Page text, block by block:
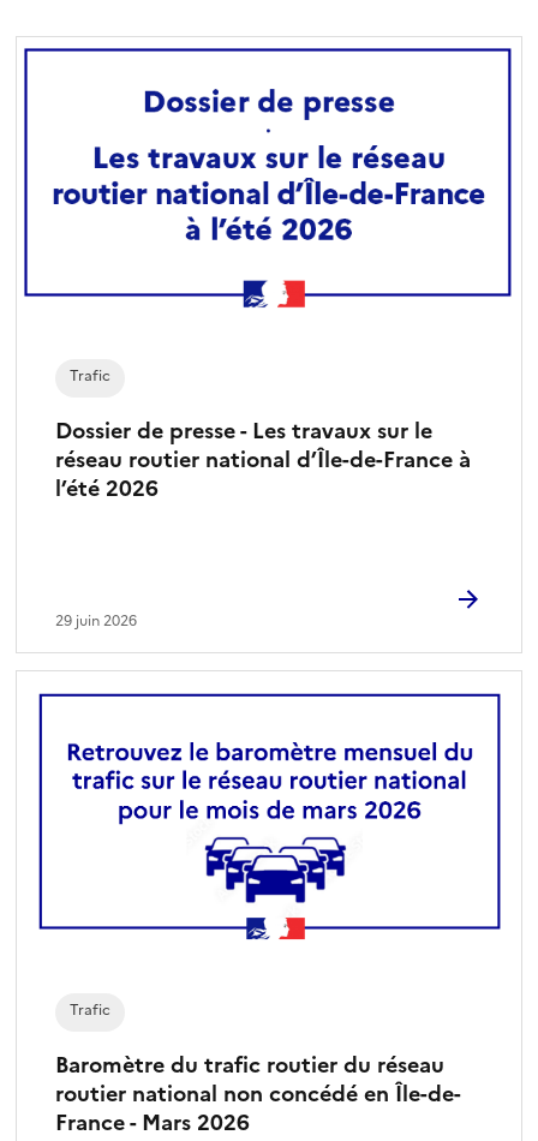
é
e
t
i
o
Dossier de presse - Les travaux sur le
réseau routier national d’Île-de-France à
l’été 2026
Trafic
29 juin 2026
Baromètre du trafic routier du réseau
routier national non concédé en Île-de-
France - Mars 2026
Trafic